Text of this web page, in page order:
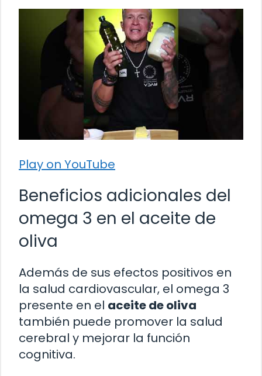
Play on YouTube
Beneficios adicionales del
omega 3 en el aceite de
oliva
Además de sus efectos positivos en
la salud cardiovascular, el omega 3
presente en el aceite de oliva
también puede promover la salud
cerebral y mejorar la función
cognitiva.